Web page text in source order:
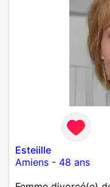
Esteiille
Amiens - 48 ans